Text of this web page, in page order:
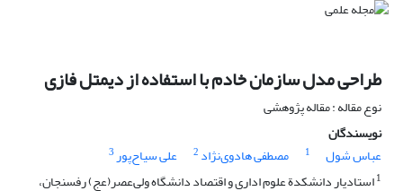
طراحی مدل سازمان خادم با استفاده از دیمتل فازی
نوع مقاله : مقاله پژوهشی
نویسندگان
عباس شول
1 مصطفی هادوی‌نژاد 2 علی سیاح‌پور3
1استادیار دانشکدة علوم اداری و اقتصاد دانشگاه ولی‌عصر(عج) رفسنجان،